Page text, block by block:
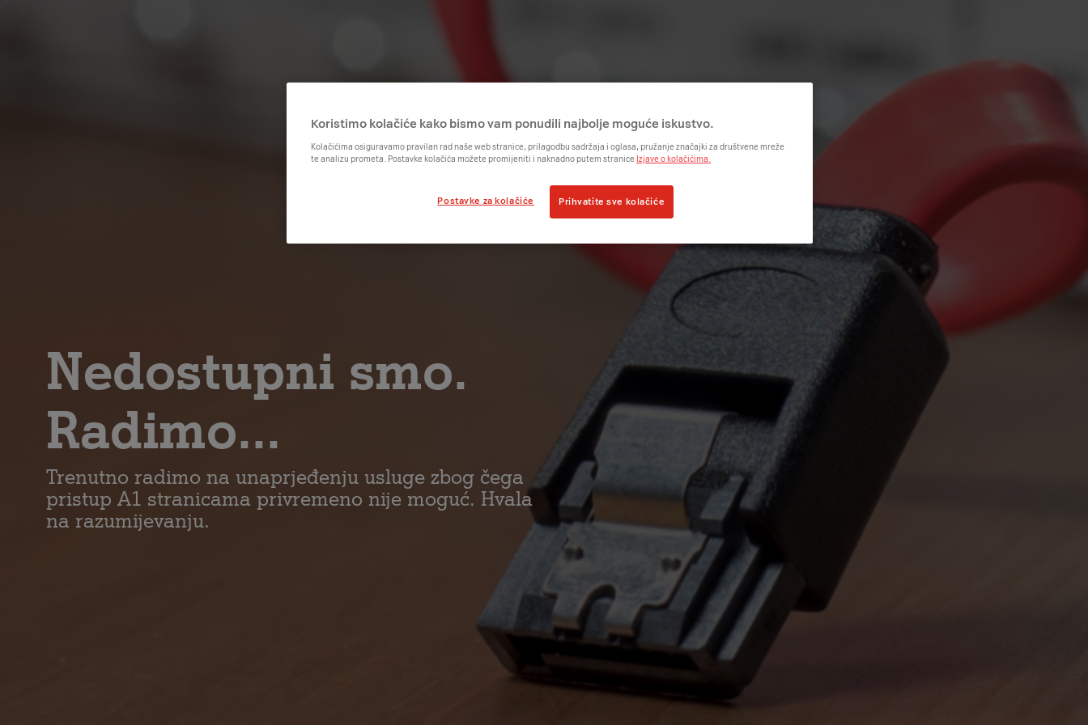
Nedostupni smo.
Radimo...
Trenutno radimo na unaprjeđenju usluge zbog čega
pristup A1 stranicama privremeno nije moguć. Hvala
na razumijevanju.
Koristimo kolačiće kako bismo vam ponudili najbolje moguće iskustvo.
Kolačićima osiguravamo pravilan rad naše web stranice, prilagodbu sadržaja i oglasa, pružanje značajki za društvene mreže
te analizu prometa. Postavke kolačića možete promijeniti i naknadno putem stranice Izjave o kolačićima.
Postavke za kolačiće Prihvatite sve kolačiće